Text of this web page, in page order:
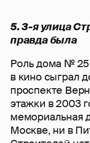
5. 3-я улица
правда была
Роль дома № 25
в кино сыграл
проспекте
этажки в 2003
мемориальная
Москве, ни в